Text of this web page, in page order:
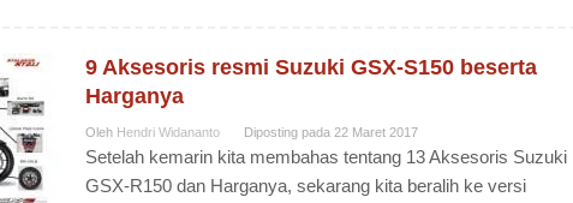
9 Aksesoris resmi Suzuki GSX-S150 beserta
Harganya
Oleh Hendri Widananto Diposting pada 22 Maret 2017
Setelah kemarin kita membahas tentang 13 Aksesoris Suzuki
GSX-R150 dan Harganya, sekarang kita beralih ke versi